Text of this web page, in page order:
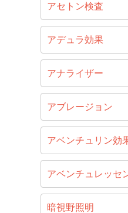
アセトン検査
アデュラ効果
アナライザー
アブレージョン
アベンチュリン効
アベンチュレッセ
暗視野照明